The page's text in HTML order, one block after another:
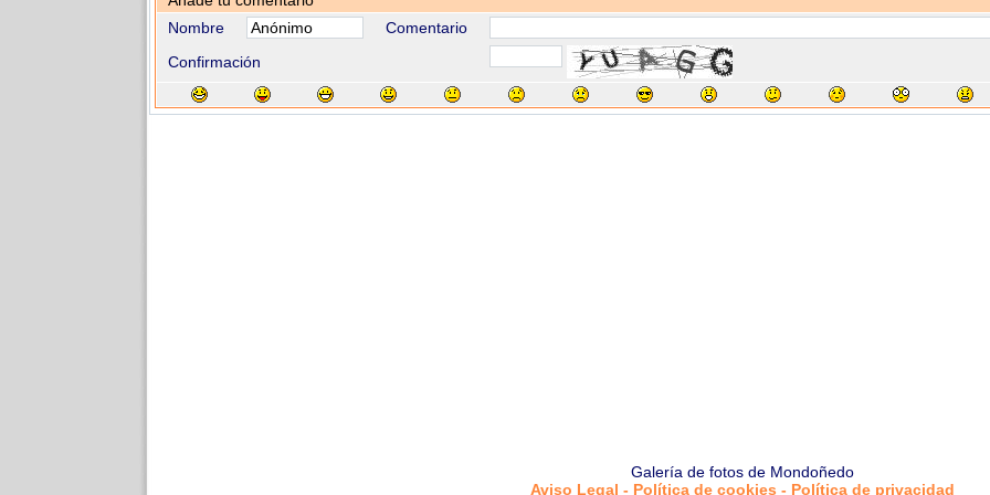
Nombre
Comentario
Confirmación
Galería de fotos de Mondoñedo
Aviso Legal - Política de cookies - Política de privacidad